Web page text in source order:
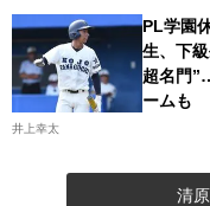
PL学園
生、下
超名門
ームも
井上幸太
清